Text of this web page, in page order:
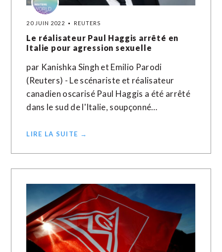
20 JUIN 2022 REUTERS
Le réalisateur Paul Haggis arrêté en
Italie pour agression sexuelle
par Kanishka Singh et Emilio Parodi
(Reuters) - Le scénariste et réalisateur
canadien oscarisé Paul Haggis a été arrêté
dans le sud de l'Italie, soupçonné…
LIRE LA SUITE →